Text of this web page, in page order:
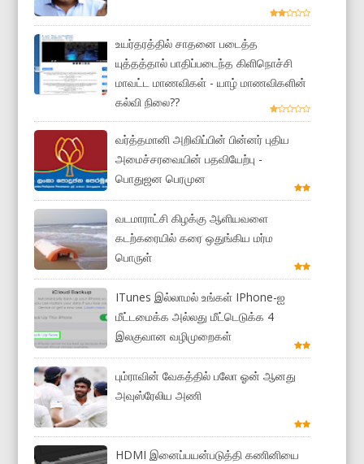
உயர்தரத்தில் சாதனை படைத்த
யுத்தத்தால் பாதிப்படைந்த கிளிநொச்சி
மாவட்ட மாணவிகள் - யாழ் மாணவிகளின்
கல்வி நிலை??
வர்த்தமானி அறிவிப்பின் பின்னர் புதிய
அமைச்சரவையின் பதவியேற்பு -
பொதுஜன பெரமுன
வடமாராட்சி கிழக்கு ஆளியவளை
கடற்கரையில் கரை ஒதுங்கிய மர்ம
பொருள்
ITunes இல்லாமல் உங்கள் IPhone-ஐ
மீட்டமைக்க அல்லது மீட்டெடுக்க 4
இலகுவான வழிமுறைகள்
பும்ராவின் வேகத்தில் பலோ ஓன் ஆனது
அவுஸ்ரேலிய அணி
HDMI இனைப்பயன்படுத்தி கணினியை